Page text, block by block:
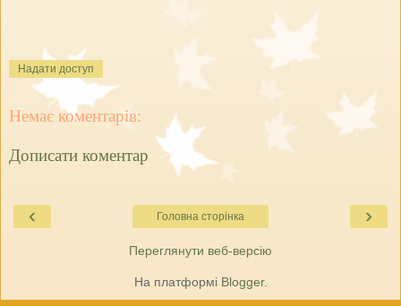
Надати доступ
Немає коментарів:
Дописати коментар
‹ ›
Головна сторінка
Переглянути веб-версію
На платформі Blogger.